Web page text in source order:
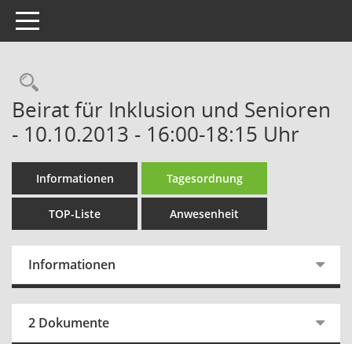
Toggle navigation
Rechercheauswahl
Beirat für Inklusion und Senioren
- 10.10.2013 - 16:00-18:15 Uhr
Informationen Tagesordnung
TOP-Liste Anwesenheit
Informationen
2 Dokumente